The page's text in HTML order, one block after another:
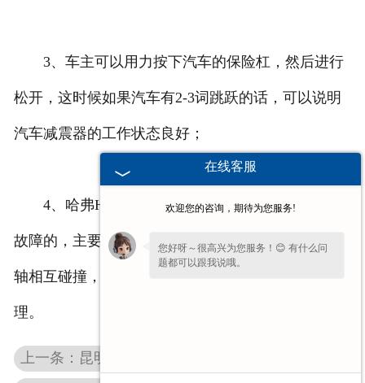
3、车主可以用力按下汽车的保险杠，然后进行
松开，这时候如果汽车有2-3词跳跃的话，可以说明
汽车减震器的工作状态良好；
4、哈弗H3减震器在使用的时候会出现一些响声
故障的，主要原因是减震器和钢板弹簧以及车架或者
轴相互碰撞，这时候车主应该要查明原因，进行修
理。
上一条：昆明长城赛影减震器
在线客服
欢迎您的咨询，期待为您服务!
您好呀～很高兴为您服务！😊 有什么问
题都可以跟我说哦。